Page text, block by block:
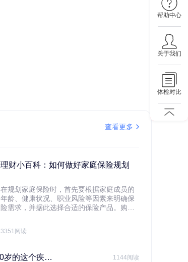
查看更多
理财小百科：如何做好家庭保险规划
在规划家庭保险时，首先要根据家庭成员的
年龄、健康状况、职业风险等因素来明确保
险需求，并据此选择合适的保险产品。购买
规划家庭财务预算，确保保险费用不会对家
要经济支柱投保。
3351阅读
最需要注意！ 1144阅读
帮助中心
关于我们
体检对比